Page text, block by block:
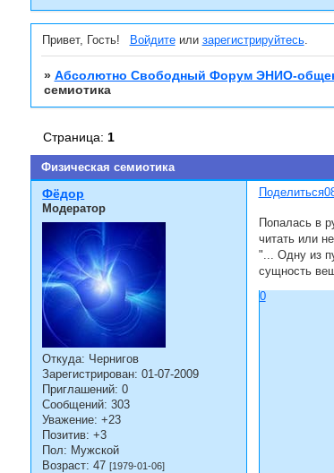
Привет, Гость! Войдитеили зарегистрируйтесь.
» Абсолютно Свободный Форум ЭНИО-
семиотика
Физическая семиотика
Страница: 1
Поделиться
Фёдор
Модератор
Откуда: Чернигов
Зарегистрирован: 01-07-2009
Приглашений: 0
Сообщений: 303
Уважение: +23
Позитив: +3
Пол: Мужской
Возраст: 47[1979-01-06]
Попалась в
читать или
"... Одну из
сущность
0